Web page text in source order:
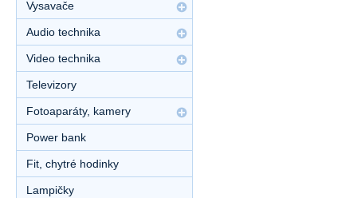
Vysavače
Audio technika
Video technika
Televizory
Fotoaparáty, kamery
Power bank
Fit, chytré hodinky
Lampičky